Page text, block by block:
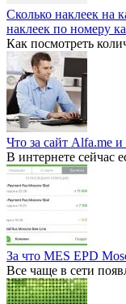
Сколько наклеек на
наклеек по номеру
Как посмотреть
Что за сайт Alfa.me
В интернете сейчас
За что MES EPD
Все чаще в сети